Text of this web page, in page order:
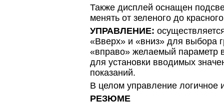
Также дисплей оснащен
менять от зеленого до
УПРАВЛЕНИЕ:
«Вверх» и «вниз» для выбора
«вправо» желаемый параметр
для установки вводимых
показаний.
В целом управление логичное
РЕЗЮМЕ